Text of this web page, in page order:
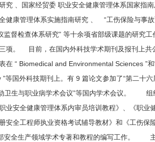
究 、国家经贸委 职业安全健康管理体系国家指
健康管理体系实施指南研究 、 “工伤保险与事
监督检查体系研究” 等十余项省部级课题的研究
项。 目前，在国内外科技学术期刊及报刊上共
在 “ Biomedical and Environmental Sciences ”
等国外科技期刊上。有 9 篇论文参加了“第二十
卫生与职业病学术会议”等国内学术会议。 组
业安全健康管理体系内审员培训教程》、《职业
安全工程师执业资格考试辅导教材》和《工伤保
安全生产领域学术专著和教程的编写工作。